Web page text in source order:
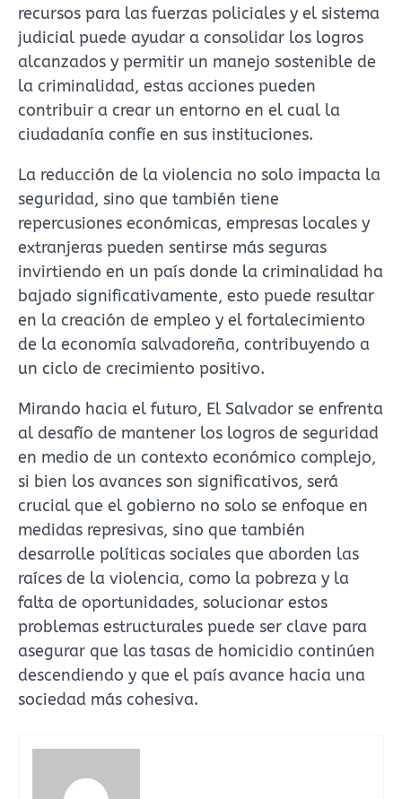
recursos para las fuerzas policiales y el sistema
judicial puede ayudar a consolidar los logros
alcanzados y permitir un manejo sostenible de
la criminalidad, estas acciones pueden
contribuir a crear un entorno en el cual la
ciudadanía confíe en sus instituciones.
La reducción de la violencia no solo impacta la
seguridad, sino que también tiene
repercusiones económicas, empresas locales y
extranjeras pueden sentirse más seguras
invirtiendo en un país donde la criminalidad ha
bajado significativamente, esto puede resultar
en la creación de empleo y el fortalecimiento
de la economía salvadoreña, contribuyendo a
un ciclo de crecimiento positivo.
Mirando hacia el futuro, El Salvador se enfrenta
al desafío de mantener los logros de seguridad
en medio de un contexto económico complejo,
si bien los avances son significativos, será
crucial que el gobierno no solo se enfoque en
medidas represivas, sino que también
desarrolle políticas sociales que aborden las
raíces de la violencia, como la pobreza y la
falta de oportunidades, solucionar estos
problemas estructurales puede ser clave para
asegurar que las tasas de homicidio continúen
descendiendo y que el país avance hacia una
sociedad más cohesiva.